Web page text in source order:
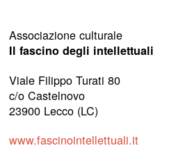
Associazione culturale
Il fascino degli intellettuali
Viale Filippo Turati 80
c/o Castelnovo
23900 Lecco (LC)
www.fascinointellettuali.it